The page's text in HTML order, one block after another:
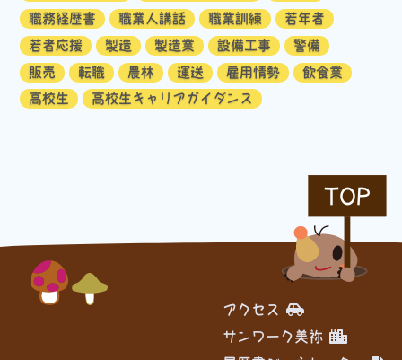
職務経歴書
職業人講話 職業訓練
若年者
若者応援
製造 製造業 設備工事
警備
販売
転職 農林 運送 雇用情勢
飲食業
高校生
高校生キャリアガイダンス
TOP
アクセス
サンワーク美祢